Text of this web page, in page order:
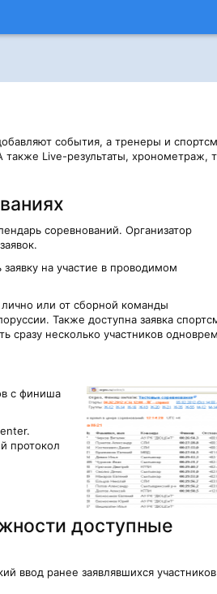
события, а тренеры и
также Live-результаты, хронометраж,
соревнований. Организатор
на участие в проводимом
или от сборной команды
Также доступна заявка
сразу несколько участников
с финиша
протокол
доступные
ввод ранее заявлявшихся